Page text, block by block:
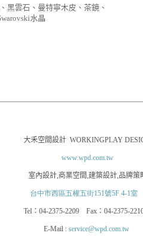
黑雲石、曼特寧木皮、茶鏡、
水晶
大禾空間設計 WORKINGPLAY
www.wpd.com.tw
室內設計,商業空間,建築設計,品牌策
台中市西區五權五街151號5F 4-1室
Tel ： 04-2375-2209 Fax ： 04-2375-
E-Mail : service@wpd.com.tw